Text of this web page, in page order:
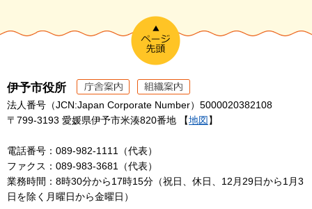
伊予市役所
法人番号（JCN:Japan Corporate Number）5000020382108
〒799-3193 愛媛県伊予市米湊820番地 【地図 】
電話番号：089-982-1111（代表）
ファクス：089-983-3681（代表）
業務時間：8時30分から17時15分（祝日、休日、12月29日から1月3
日を除く月曜日から金曜日）